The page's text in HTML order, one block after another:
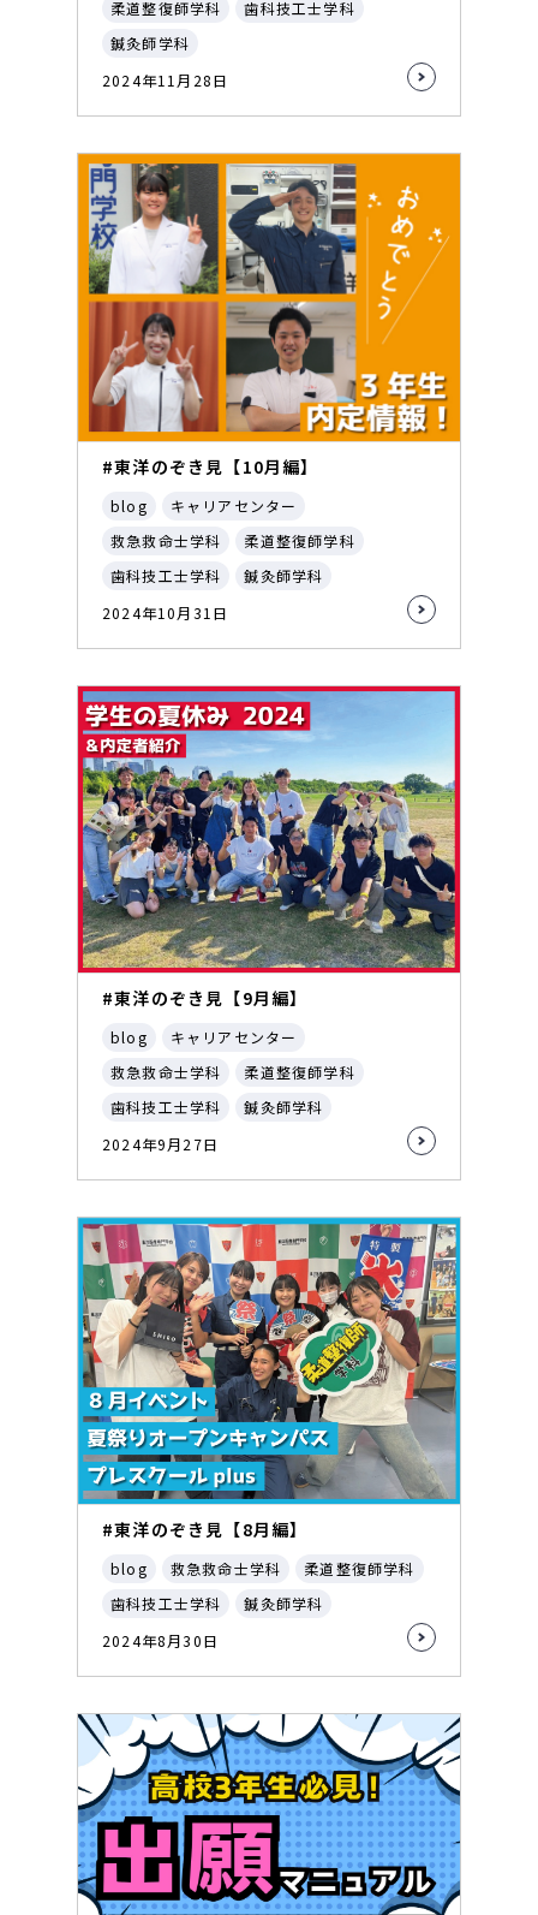
柔道整復師学科
歯科技工士学科
鍼灸師学科
2024年11月28日
#東洋のぞき見【10月編】
blog
キャリアセンター
救急救命士学科
柔道整復師学科
歯科技工士学科
鍼灸師学科
2024年10月31日
#東洋のぞき見【9月編】
blog
キャリアセンター
救急救命士学科
柔道整復師学科
歯科技工士学科
鍼灸師学科
2024年9月27日
#東洋のぞき見【8月編】
blog 救急救命士学科
柔道整復師学科
歯科技工士学科
鍼灸師学科
2024年8月30日